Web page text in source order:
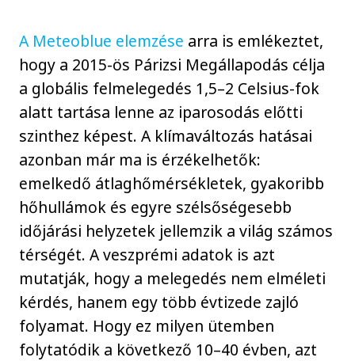
A Meteoblue elemzése arra is emlékeztet,
hogy a 2015-ös Párizsi Megállapodás célja
a globális felmelegedés 1,5–2 Celsius-fok
alatt tartása lenne az iparosodás előtti
szinthez képest. A klímaváltozás hatásai
azonban már ma is érzékelhetők:
emelkedő átlaghőmérsékletek, gyakoribb
hőhullámok és egyre szélsőségesebb
időjárási helyzetek jellemzik a világ számos
térségét. A veszprémi adatok is azt
mutatják, hogy a melegedés nem elméleti
kérdés, hanem egy több évtizede zajló
folyamat. Hogy ez milyen ütemben
folytatódik a következő 10–40 évben, azt